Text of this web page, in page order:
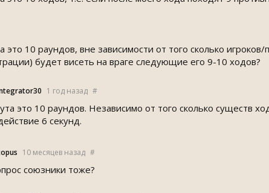
это 10 раундов, вне зависимости от того сколько
будет висеть на враге следующие его 9-10 ходов?
1 год назад #
это 10 раундов. Независимо от того сколько существ
6 секунд.
10 месяцев назад #
союзники тоже?